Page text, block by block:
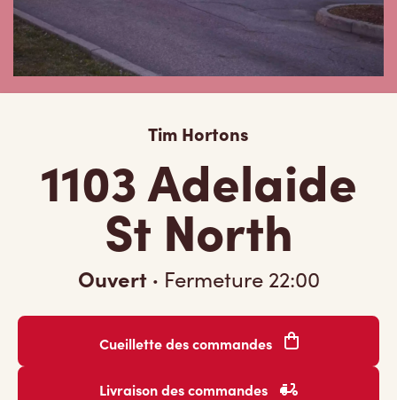
Tim Hortons
1103 Adelaide
St North
Ouvert · Fermeture 22:00
Cueillette des commandes
Livraison des commandes